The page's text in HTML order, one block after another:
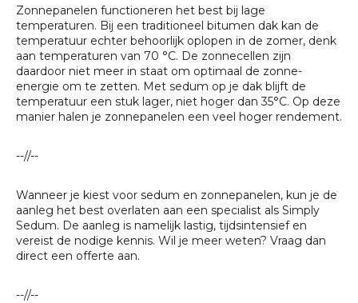
Zonnepanelen functioneren het best bij lage
temperaturen. Bij een traditioneel bitumen dak kan de
temperatuur echter behoorlijk oplopen in de zomer, denk
aan temperaturen van 70 °C. De zonnecellen zijn
daardoor niet meer in staat om optimaal de zonne-
energie om te zetten. Met sedum op je dak blijft de
temperatuur een stuk lager, niet hoger dan 35°C. Op deze
manier halen je zonnepanelen een veel hoger rendement.
--//--
Wanneer je kiest voor sedum en zonnepanelen, kun je de
aanleg het best overlaten aan een specialist als Simply
Sedum. De aanleg is namelijk lastig, tijdsintensief en
vereist de nodige kennis. Wil je meer weten? Vraag dan
direct een offerte aan.
--//--